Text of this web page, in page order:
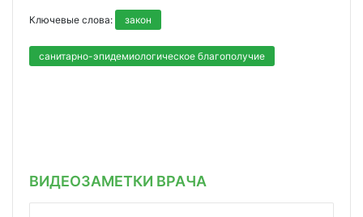
Ключевые слова: закон
санитарно-эпидемиологическое благополучие
ВИДЕОЗАМЕТКИ ВРАЧА